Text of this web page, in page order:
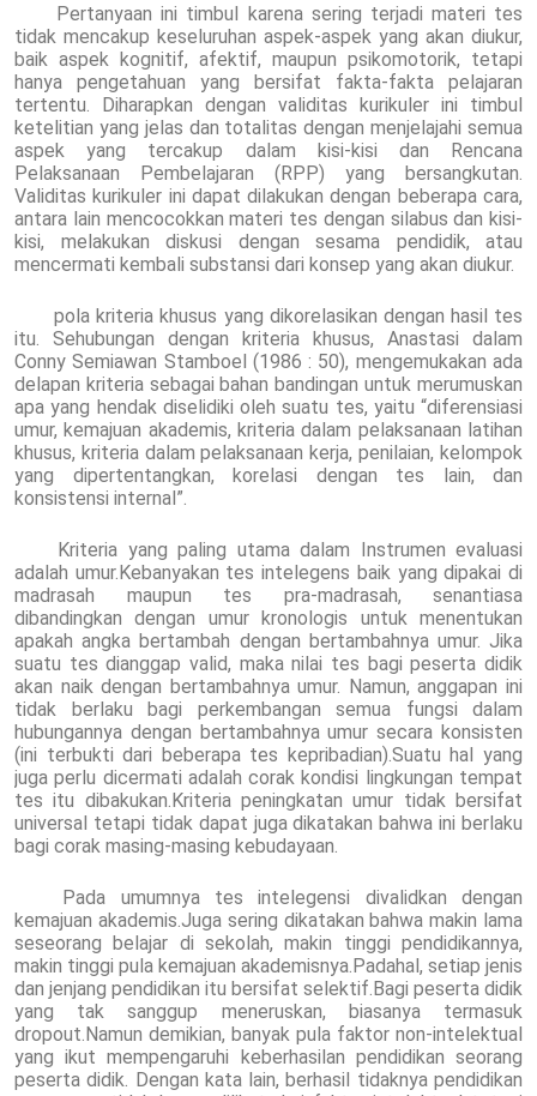
Pertanyaan ini timbul karena sering terjadi materi tes
tidak mencakup keseluruhan aspek-aspek yang akan diukur,
baik aspek kognitif, afektif, maupun psikomotorik, tetapi
hanya pengetahuan yang bersifat fakta-fakta pelajaran
tertentu. Diharapkan dengan validitas kurikuler ini timbul
ketelitian yang jelas dan totalitas dengan menjelajahi semua
aspek yang tercakup dalam kisi-kisi dan Rencana
Pelaksanaan Pembelajaran (RPP) yang bersangkutan.
Validitas kurikuler ini dapat dilakukan dengan beberapa cara,
antara lain mencocokkan materi tes dengan silabus dan kisi-
kisi, melakukan diskusi dengan sesama pendidik, atau
mencermati kembali substansi dari konsep yang akan diukur.
pola kriteria khusus yang dikorelasikan dengan hasil tes
itu. Sehubungan dengan kriteria khusus, Anastasi dalam
Conny Semiawan Stamboel (1986 : 50), mengemukakan ada
delapan kriteria sebagai bahan bandingan untuk merumuskan
apa yang hendak diselidiki oleh suatu tes, yaitu “diferensiasi
umur, kemajuan akademis, kriteria dalam pelaksanaan latihan
khusus, kriteria dalam pelaksanaan kerja, penilaian, kelompok
yang dipertentangkan, korelasi dengan tes lain, dan
konsistensi internal”.
Kriteria yang paling utama dalam Instrumen evaluasi
adalah umur.Kebanyakan tes intelegens baik yang dipakai di
madrasah maupun tes pra-madrasah, senantiasa
dibandingkan dengan umur kronologis untuk menentukan
apakah angka bertambah dengan bertambahnya umur. Jika
suatu tes dianggap valid, maka nilai tes bagi peserta didik
akan naik dengan bertambahnya umur. Namun, anggapan ini
tidak berlaku bagi perkembangan semua fungsi dalam
hubungannya dengan bertambahnya umur secara konsisten
(ini terbukti dari beberapa tes kepribadian).Suatu hal yang
juga perlu dicermati adalah corak kondisi lingkungan tempat
tes itu dibakukan.Kriteria peningkatan umur tidak bersifat
universal tetapi tidak dapat juga dikatakan bahwa ini berlaku
bagi corak masing-masing kebudayaan.
Pada umumnya tes intelegensi divalidkan dengan
kemajuan akademis.Juga sering dikatakan bahwa makin lama
seseorang belajar di sekolah, makin tinggi pendidikannya,
makin tinggi pula kemajuan akademisnya.Padahal, setiap jenis
dan jenjang pendidikan itu bersifat selektif.Bagi peserta didik
yang tak sanggup meneruskan, biasanya termasuk
dropout.Namun demikian, banyak pula faktor non-intelektual
yang ikut mempengaruhi keberhasilan pendidikan seorang
peserta didik. Dengan kata lain, berhasil tidaknya pendidikan